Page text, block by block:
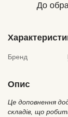
До
Бренд
Опис
Це доповнення
складів, що